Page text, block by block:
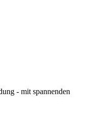
- mit spannenden